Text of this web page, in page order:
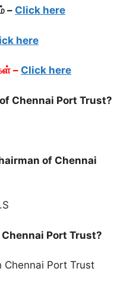
– Click here
here
– Click here
Chennai Port Trust?
of Chennai
Port Trust?
Chennai Port Trust